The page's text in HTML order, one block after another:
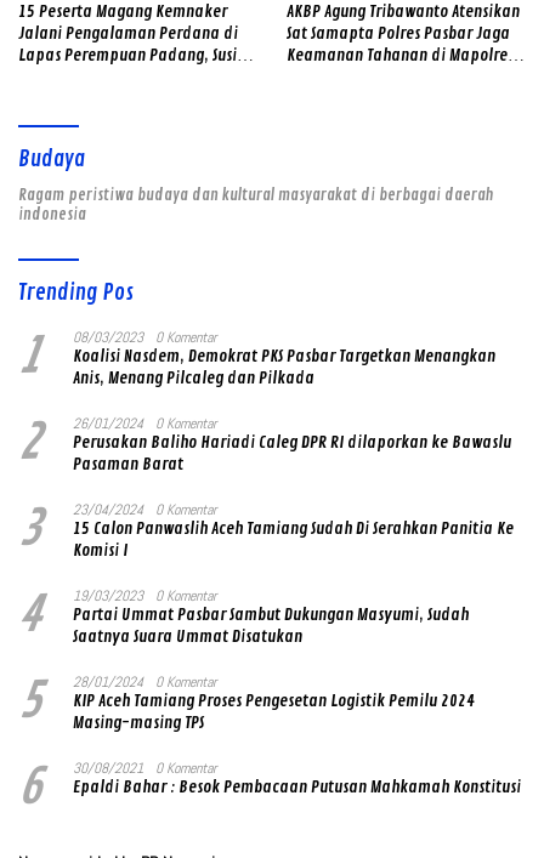
15 Peserta Magang Kemnaker
Jalani Pengalaman Perdana di
Lapas Perempuan Padang, Susi
AKBP Agung Tribawanto Atensikan
Sat Samapta Polres Pasbar Jaga
Keamanan Tahanan di Mapolres
Budaya
Ragam peristiwa budaya dan kultural masyarakat di berbagai daerah
indonesia
Trending Pos
1 08/03/2023 0 Komentar
Koalisi Nasdem, Demokrat PKS Pasbar Targetkan Menangkan
Anis, Menang Pilcaleg dan Pilkada
2 26/01/2024 0 Komentar
Perusakan Baliho Hariadi Caleg DPR RI dilaporkan ke Bawaslu
Pasaman Barat
3 23/04/2024 0 Komentar
15 Calon Panwaslih Aceh Tamiang Sudah Di Serahkan Panitia Ke
Komisi I
4 19/03/2023 0 Komentar
Partai Ummat Pasbar Sambut Dukungan Masyumi, Sudah
Saatnya Suara Ummat Disatukan
5 28/01/2024 0 Komentar
KIP Aceh Tamiang Proses Pengesetan Logistik Pemilu 2024
Masing-masing TPS
6 30/08/2021 0 Komentar
Epaldi Bahar : Besok Pembacaan Putusan Mahkamah Konstitusi